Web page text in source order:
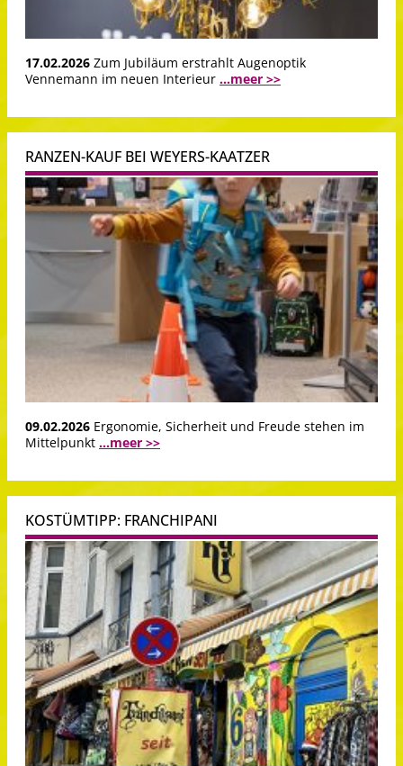
17.02.2026 Zum Jubiläum erstrahlt Augenoptik
Vennemann im neuen Interieur ...meer >>
RANZEN-KAUF BEI WEYERS-KAATZER
09.02.2026 Ergonomie, Sicherheit und Freude stehen im
Mittelpunkt ...meer >>
KOSTÜMTIPP: FRANCHIPANI